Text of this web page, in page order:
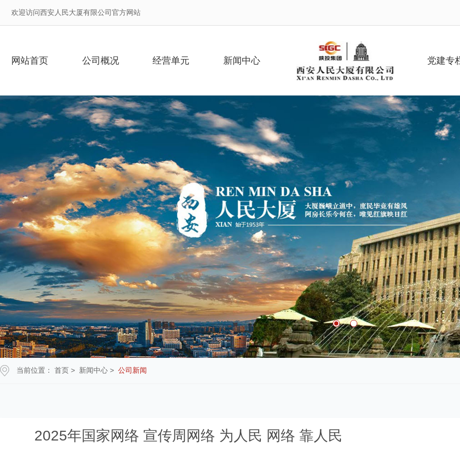
欢迎访问西安人民大厦有限公司官方网站
网站首页 公司概况 经营单元 新闻中心 党建专
当前位置： 首页 > 新闻中心 > 公司新闻
2025年国家网络 宣传周网络 为人民 网络 靠人民